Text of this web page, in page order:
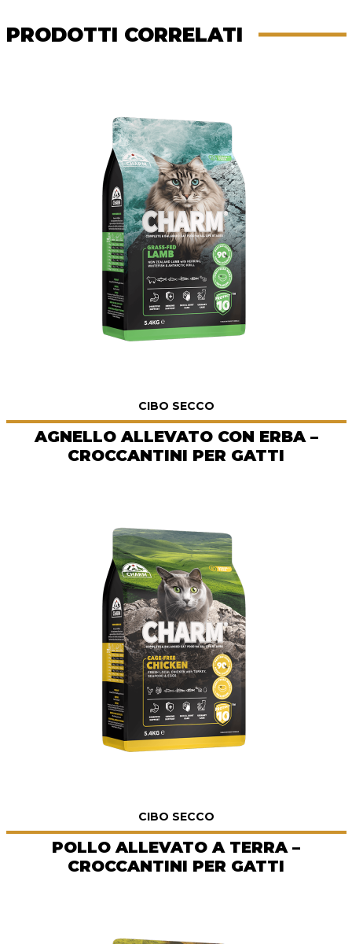
PRODOTTI CORRELATI
CIBO SECCO
AGNELLO ALLEVATO CON ERBA –
CROCCANTINI PER GATTI
CIBO SECCO
POLLO ALLEVATO A TERRA –
CROCCANTINI PER GATTI